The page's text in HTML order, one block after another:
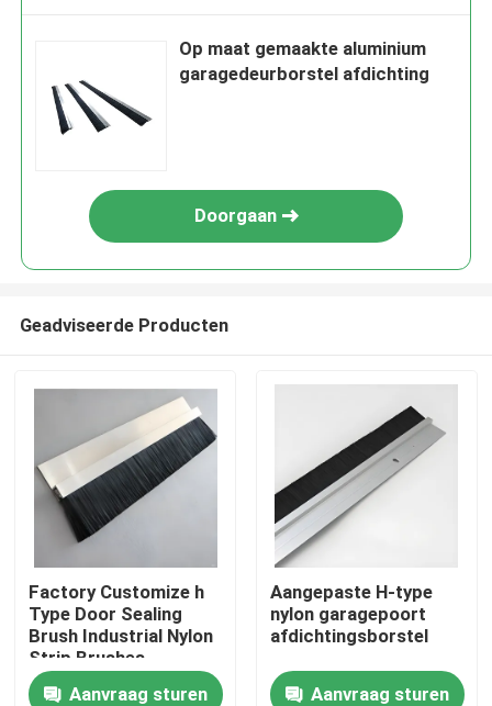
Thuis
Producten
Op maat gemaakte aluminium
garagedeurborstel afdichting
Doorgaan
Geadviseerde Producten
Factory Customize h
Type Door Sealing
Brush Industrial Nylon
Strip Brushes
Aanvraag sturen
Aangepaste H-type
nylon garagepoort
afdichtingsborstel
Aanvraag sturen